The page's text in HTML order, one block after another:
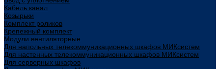
Кабель канал
Козырьки
Комплект роликов
Крепежный комплект
Модули вентиляторные
Для напольных телекоммуникационных шкафов МИКсистем
Для настенных телекоммуникационных шкафов МИКсистем
Для серверных шкафов